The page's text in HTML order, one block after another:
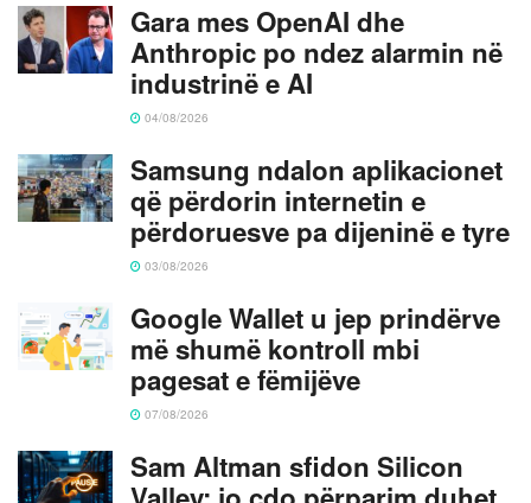
Gara mes OpenAI dhe
Anthropic po ndez alarmin në
industrinë e AI
04/08/2026
Samsung ndalon aplikacionet
që përdorin internetin e
përdoruesve pa dijeninë e tyre
03/08/2026
Google Wallet u jep prindërve
më shumë kontroll mbi
pagesat e fëmijëve
07/08/2026
Sam Altman sfidon Silicon